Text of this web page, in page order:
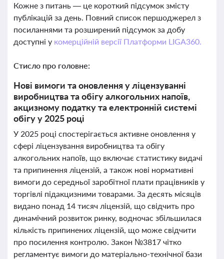
Кожне з питань — це короткий підсумок змісту
публікацій за день. Повний список першоджерел з
посиланнями та розширений підсумок за добу
доступні у комерційній версії Платформи LIGA360.
Стисло про головне:
Нові вимоги та оновлення у ліцензуванні
виробництва та обігу алкогольних напоїв,
акцизному податку та електронній системі
обігу у 2025 році
У 2025 році спостерігається активне оновлення у
сфері ліцензування виробництва та обігу
алкогольних напоїв, що включає статистику видачі
та припинення ліцензій, а також нові нормативні
вимоги до середньої заробітної плати працівників у
торгівлі підакцизними товарами. За десять місяців
видано понад 14 тисяч ліцензій, що свідчить про
динамічний розвиток ринку, водночас збільшилася
кількість припинених ліцензій, що може свідчити
про посилення контролю. Закон №3817 чітко
регламентує вимоги до матеріально-технічної бази